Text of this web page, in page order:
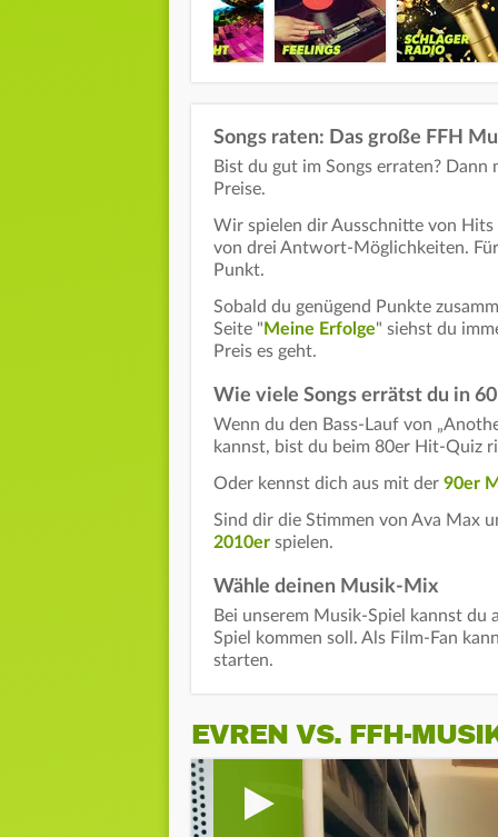
Songs raten: Das große FFH
Bist du gut im Songs erraten?
Preise.
Wir spielen dir Ausschnitte von Hits
von drei Antwort-Möglichkeiten.
Punkt.
Sobald du genügend Punkte
Seite " Meine Erfolge" siehst du
Preis es geht.
Wie viele Songs errätst du in
Wenn du den Bass-Lauf von
kannst, bist du beim 80er Hit-Quiz
Oder kennst dich aus mit der 90er
Sind dir die Stimmen von Ava Max
2010er spielen.
Wähle deinen Musik-Mix
Bei unserem Musik-Spiel kannst
Spiel kommen soll. Als Film-Fan
starten.
EVREN VS. FFH-